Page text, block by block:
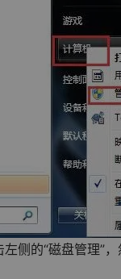
侧的“磁盘管理”